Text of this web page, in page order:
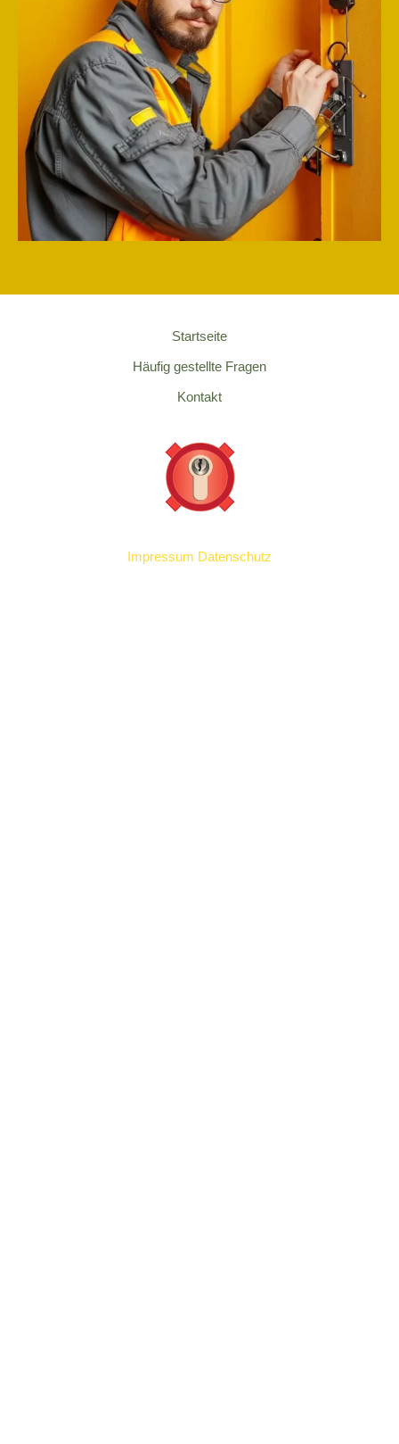
Startseite
Häufig gestellte Fragen
Kontakt
Impressum Datenschutz